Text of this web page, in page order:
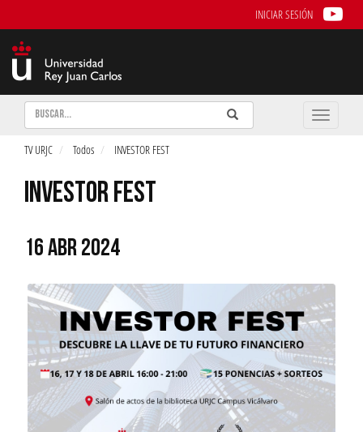
INICIAR SESIÓN
Buscar Enviar
Buscar
Toggle
TV URJC Todos INVESTOR FEST
INVESTOR FEST
16 ABR 2024